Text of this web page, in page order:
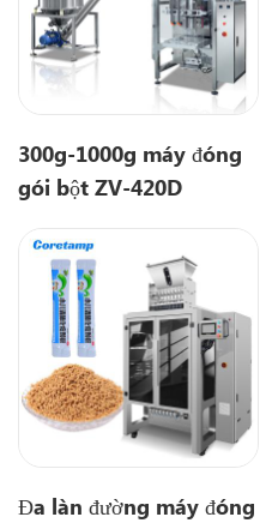
300g-1000g máy đóng
gói bột ZV-420D
Đa làn đường máy đóng